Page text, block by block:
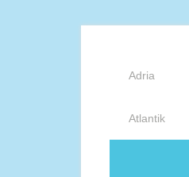
Adria
Atlantik